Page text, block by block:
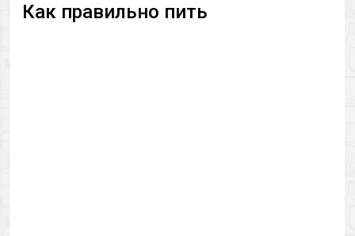
Как правильно пить